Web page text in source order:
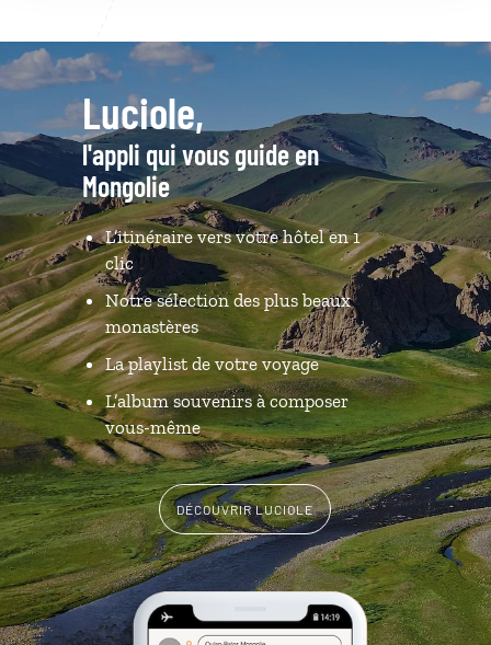
Luciole,
l'appli qui vous guide en
Mongolie
L’itinéraire vers votre hôtel en 1
clic
Notre sélection des plus beaux
monastères
La playlist de votre voyage
L’album souvenirs à composer
vous-même
DÉCOUVRIR LUCIOLE